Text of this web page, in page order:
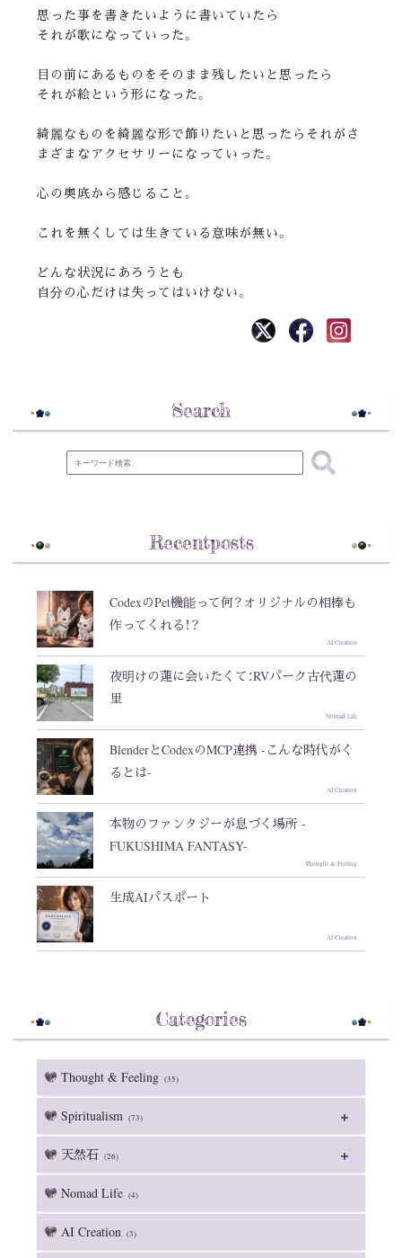
思った事を書きたいように書いていたら
それが歌になっていった。
目の前にあるものをそのまま残したいと思ったら
それが絵という形になった。
綺麗なものを綺麗な形で飾りたいと思ったらそれがさ
まざまなアクセサリーになっていった。
心の奥底から感じること。
これを無くしては生きている意味が無い。
どんな状況にあろうとも
自分の心だけは失ってはいけない。
Search
Recentposts
CodexのPet機能って何？オリジナルの相棒も
作ってくれる！？
AI Creation
夜明けの蓮に会いたくて：RVパーク古代蓮の
里
Nomad Life
BlenderとCodexのMCP連携 -こんな時代がく
るとは-
AI Creation
本物のファンタジーが息づく場所 -
FUKUSHIMA FANTASY-
Thought & Feeling
生成AIパスポート
AI Creation
Categories
Thought & Feeling (35)
Spiritualism (73)
天然石 (26)
Nomad Life (4)
AI Creation (3)